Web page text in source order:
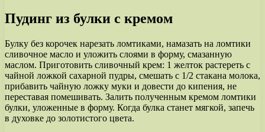
Пудинг из булки с кремом
Булку без корочек нарезать ломтиками, намазать на ломтики
сливочное масло и уложить слоями в форму, смазанную
маслом. Приготовить сливочный крем: 1 желток растереть с
чайной ложкой сахарной пудры, смешать с 1/2 стакана молока,
прибавить чайную ложку муки и довести до кипения, не
переставая помешивать. Залить полученным кремом ломтики
булки, уложенные в форму. Когда булка станет мягкой, запечь
в духовке до золотистого цвета.